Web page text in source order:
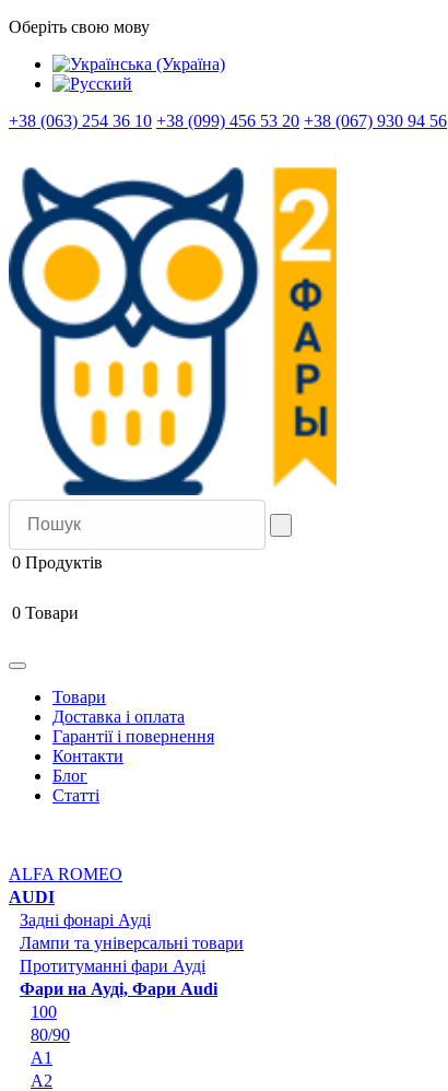
Оберіть свою мову
+38 (063) 254 36 10 +38 (099) 456 53 20 +38 (067) 930 94 56
0 Продуктів
0 Товари
Товари
Доставка і оплата
Гарантії і повернення
Контакти
Блог
Статті
ALFA ROMEO
AUDI
Задні фонарі Ауді
Лампи та універсальні товари
Протитуманні фари Ауді
Фари на Ауді, Фари Audi
100
80/90
A1
A2